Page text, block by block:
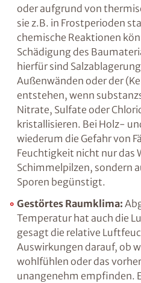
oder auch chemischer
physikalischen
ist dann die Rede, wenn
vorhandene Feuchtigkeit
ist dies beispielsweise
Schwindprozesse, bei
verdunstet, oder aufgrund
Veränderungen, wie sie
stattfinden.
Aber auch
können zu einer massiven
Baumaterials führen. Ein
Salzablagerungen an
Außenwänden oder der
entstehen, wenn
wie Nitrate, Sulfate oder
Baustoffporen
Stahldecken besteht
Fäulnis und Korrosion, da
nur das Wachstum von
sondern auch die